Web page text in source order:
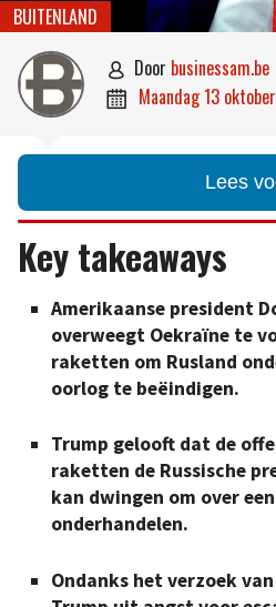
BUITENLAND
 door businessam.be
 maandag 13
Lees
Key takeaways
Amerikaanse president
overweegt Oekraïne te
raketten om Rusland
oorlog te beëindigen.
Trump gelooft dat de
raketten de Russische
kan dwingen om over
onderhandelen.
Ondanks het verzoek